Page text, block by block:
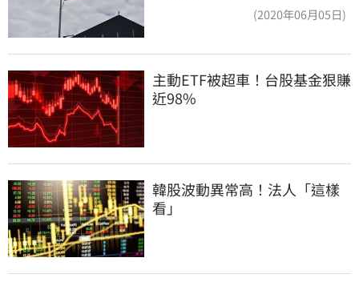
(2020年06月05日)
主動ETF被超車！台股基金狠賺
近98%
韓股波動異常高！法人「這樣
看」